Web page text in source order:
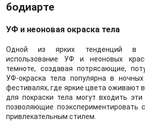
бодиарте
УФ и неоновая окраска тела
Одной из ярких тенденций в
использование УФ и неоновых
темноте, создавая потрясающие,
УФ-окраска тела популярна в
фестивалях, где яркие цвета оживают
для покраски тела могут входить
позволяющие
привлекательным стилем.